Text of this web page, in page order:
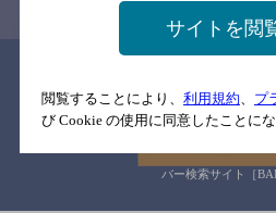
バー検索サイト［
サイトを閲
閲覧することにより、 利用規約 プ
び Cookie の使用に同意したことにな